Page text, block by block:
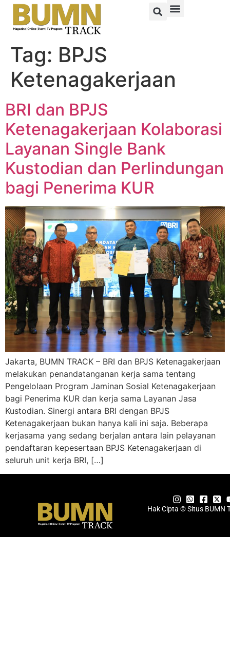
Tag: BPJS
Ketenagakerjaan
BRI dan BPJS
Ketenagakerjaan Kolaborasi
Layanan Single Bank
Kustodian dan Perlindungan
bagi Penerima KUR
Jakarta, BUMN TRACK – BRI dan BPJS Ketenagakerjaan
melakukan penandatanganan kerja sama tentang
Pengelolaan Program Jaminan Sosial Ketenagakerjaan
bagi Penerima KUR dan kerja sama Layanan Jasa
Kustodian. Sinergi antara BRI dengan BPJS
Ketenagakerjaan bukan hanya kali ini saja. Beberapa
kerjasama yang sedang berjalan antara lain pelayanan
pendaftaran kepesertaan BPJS Ketenagakerjaan di
seluruh unit kerja BRI, […]
Hak Cipta © Situs BUMN